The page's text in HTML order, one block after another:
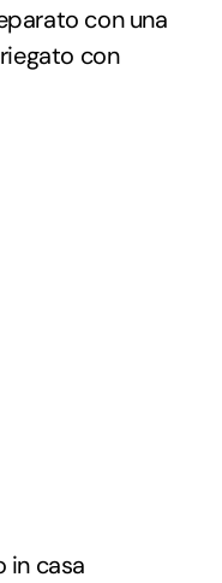
con una
con
in casa